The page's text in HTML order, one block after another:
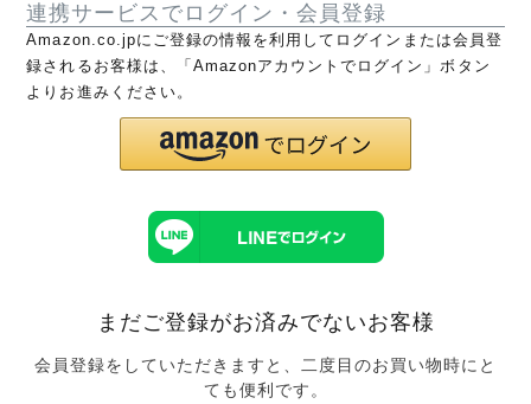
連携サービスでログイン・会員登録
Amazon.co.jpにご登録の情報を利用してログインまたは会員登
録されるお客様は、「Amazonアカウントでログイン」ボタン
よりお進みください。
まだご登録がお済みでないお客様
会員登録をしていただきますと、二度目のお買い物時にと
ても便利です。